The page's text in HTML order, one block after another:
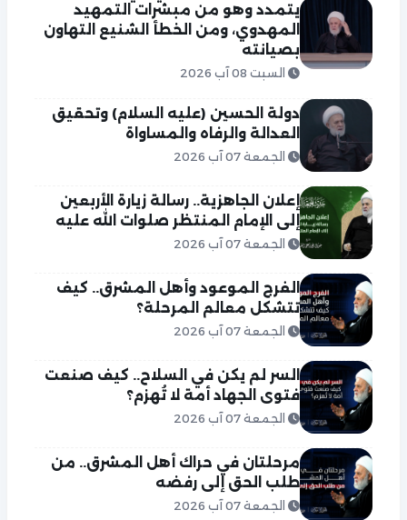
يتمدد وهو من مبشرات التمهيد
المهدوي، ومن الخطأ الشنيع التهاون
بصيانته
السبت 08 آب 2026
دولة الحسين (عليه السلام) وتحقيق
العدالة والرفاه والمساواة
الجمعة 07 آب 2026
إعلان الجاهزية.. رسالة زيارة الأربعين
إلى الإمام المنتظر صلوات الله عليه
الجمعة 07 آب 2026
الفرج الموعود وأهل المشرق.. كيف
تتشكل معالم المرحلة؟
الجمعة 07 آب 2026
السر لم يكن في السلاح.. كيف صنعت
فتوى الجهاد أمة لا تُهزم؟
الجمعة 07 آب 2026
مرحلتان في حراك أهل المشرق.. من
طلب الحق إلى رفضه
الجمعة 07 آب 2026